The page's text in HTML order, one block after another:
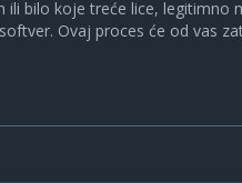
ili bilo koje treće lice,
Ovaj proces će od vas